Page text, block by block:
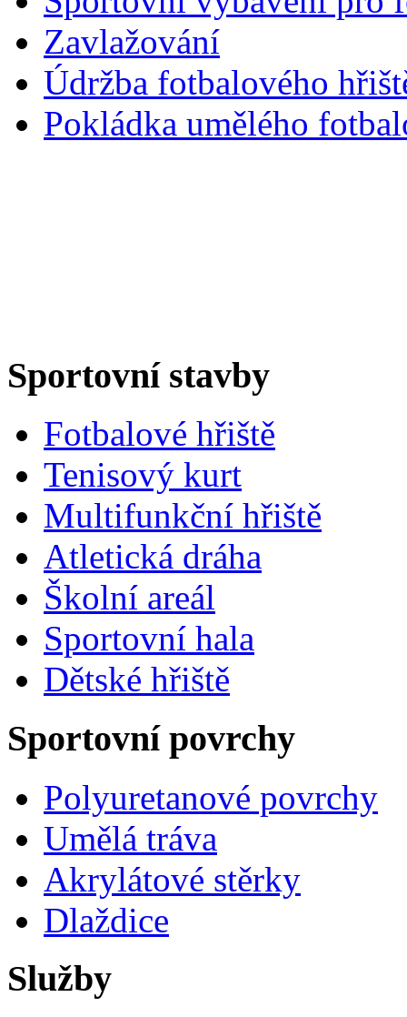
Zavlažování
Údržba fotbalového
Pokládka umělého
Sportovní stavby
Fotbalové hřiště
Tenisový kurt
Multifunkční hřiště
Atletická dráha
Školní areál
Sportovní hala
Dětské hřiště
Sportovní povrchy
Polyuretanové povrchy
Umělá tráva
Akrylátové stěrky
Dlaždice
Služby